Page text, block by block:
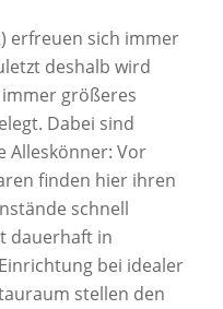
erfreuen sich immer
deshalb wird
größeres
Dabei sind
Alleskönner: Vor
finden hier ihren
schnell
dauerhaft in
bei idealer
stellen den